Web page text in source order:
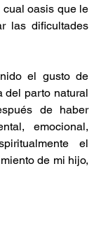
oasis que le
las dificultades
el gusto de
del parto natural
de haber
emocional,
el
de mi hijo,